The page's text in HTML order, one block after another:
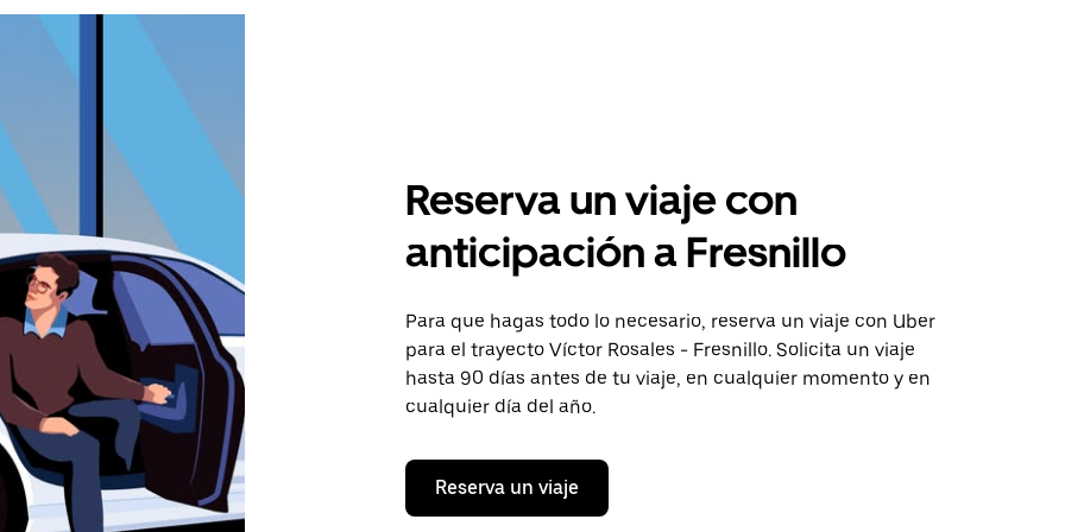
Reserva un viaje con
anticipación a Fresnillo
Para que hagas todo lo necesario, reserva un viaje con Uber
para el trayecto Víctor Rosales - Fresnillo. Solicita un viaje
hasta 90 días antes de tu viaje, en cualquier momento y en
cualquier día del año.
Reserva un viaje